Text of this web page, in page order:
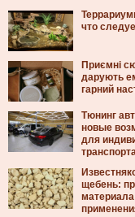
что
Приємні
дарують
гарний
Тюнинг
новые
для
щебень: